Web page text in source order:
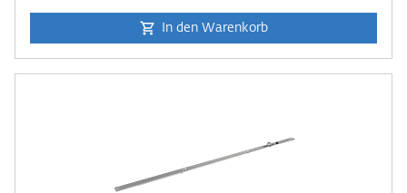
In den Warenkorb